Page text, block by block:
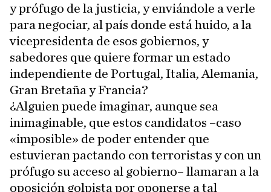
y prófugo de la justicia, y enviándole a verle
para negociar, al país donde está huido, a la
vicepresidenta de esos gobiernos, y
sabedores que quiere formar un estado
independiente de Portugal, Italia, Alemania,
Gran Bretaña y Francia?
¿Alguien puede imaginar, aunque sea
inimaginable, que estos candidatos –caso
«imposible» de poder entender que
estuvieran pactando con terroristas y con un
prófugo su acceso al gobierno– llamaran a la
oposición golpista por oponerse a tal